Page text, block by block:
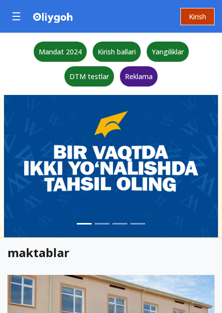
Kirish
Mandat 2024 Kirish ballari Yangiliklar
DTM testlar Reklama
maktablar